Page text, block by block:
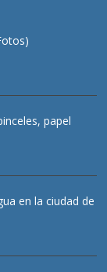
papel
en la ciudad de